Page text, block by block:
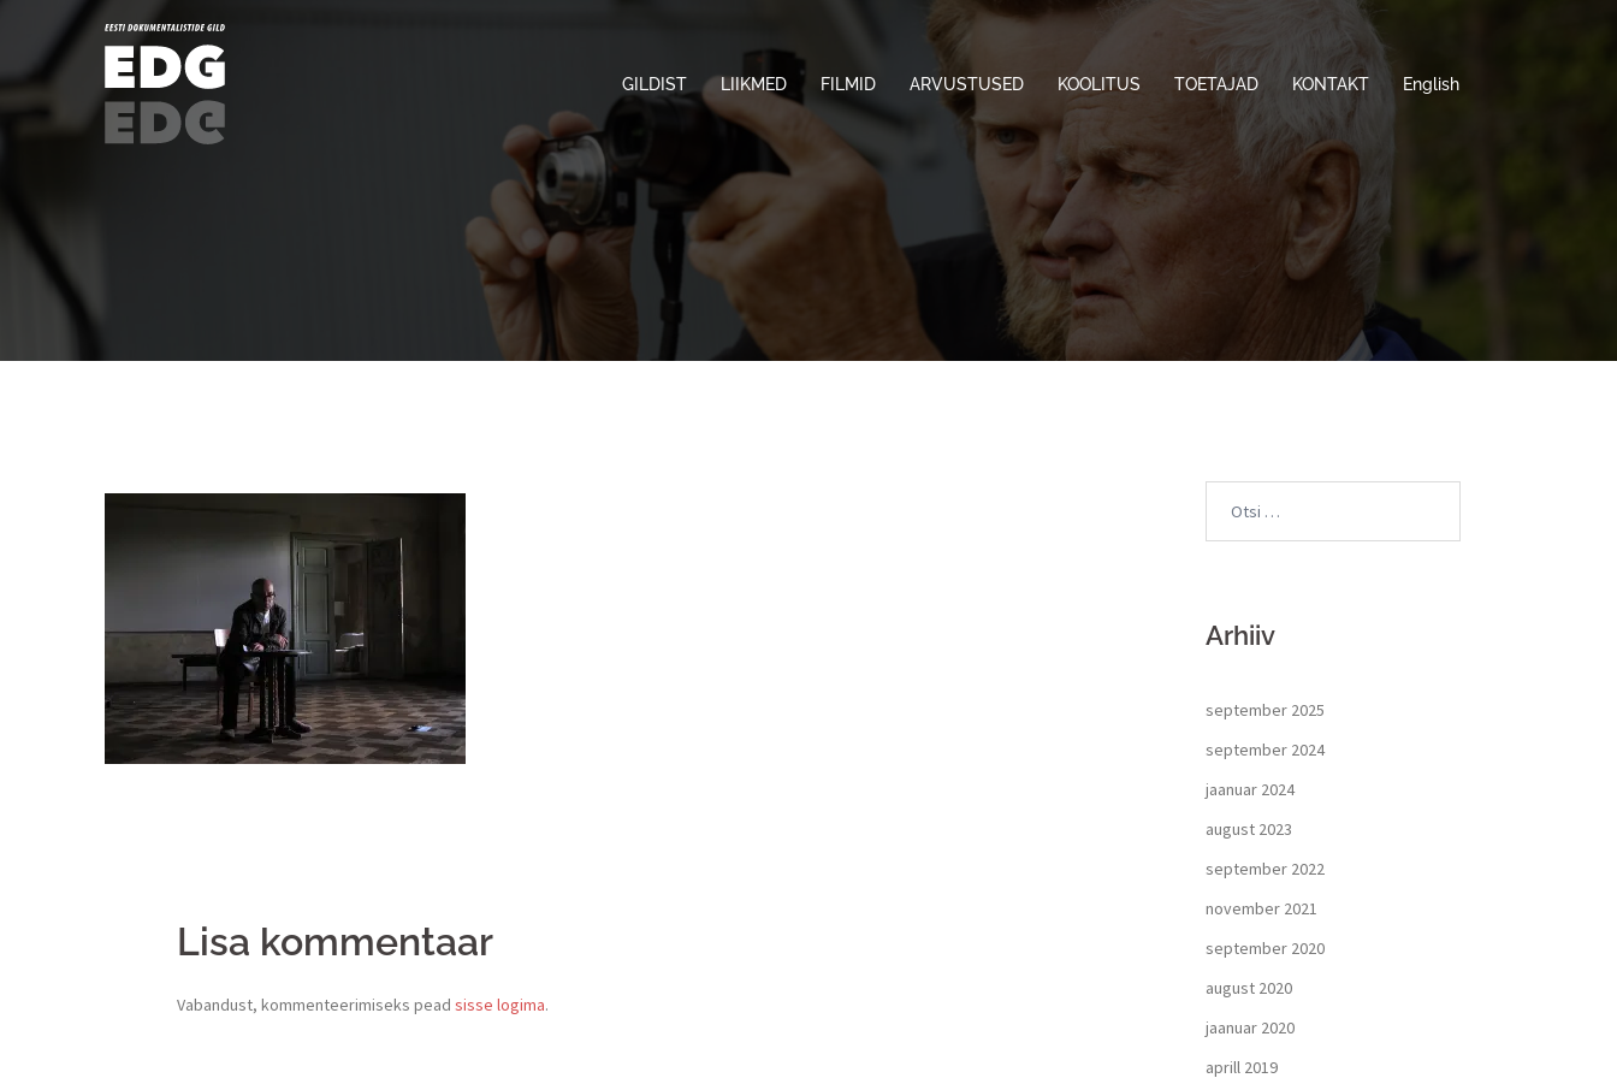
GILDIST LIIKMED FILMID ARVUSTUSED KOOLITUS TOETAJAD KONTAKT English
Lisa kommentaar
Vabandust, kommenteerimiseks pead sisse logima.
Arhiiv
september 2025
september 2024
jaanuar 2024
august 2023
september 2022
november 2021
september 2020
august 2020
jaanuar 2020
aprill 2019